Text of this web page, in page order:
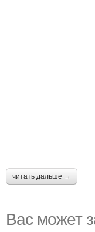
читать дальше →
Вас может